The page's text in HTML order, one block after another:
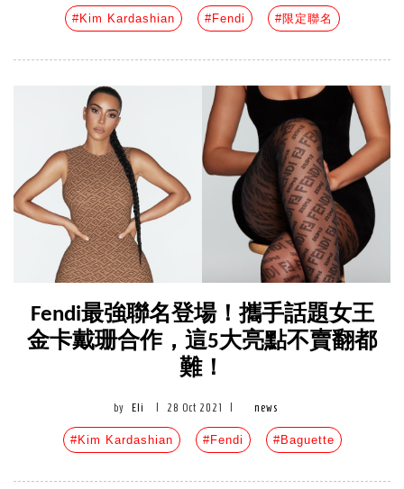
#Kim Kardashian #Fendi #限定聯名
Fendi最強聯名登場！攜手話題女王
金卡戴珊合作，這5大亮點不賣翻都
難！
by Eli 28 Oct 2021 news
#Kim Kardashian #Fendi #Baguette